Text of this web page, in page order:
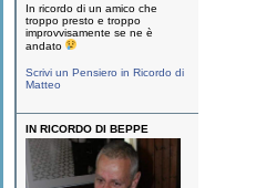
In ricordo di un amico che
troppo presto e troppo
improvvisamente se ne è
andato
Scrivi un Pensiero in Ricordo di
Matteo
IN RICORDO DI BEPPE